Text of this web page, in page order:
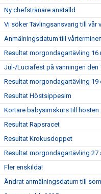
Ny chefstränare anställd
Vi söker Tävlingsansvarig till vår
Anmälningsdatum till
Resultat morgondagartävling 16
Jul-/Luciafest på vanningen den
Resultat morgondagartävling 19
Resultat Höstsippesim
Kortare babysimskurs till hösten
Resultat Rapsracet
Resultat Krokusdoppet
Resultat morgondagartävling 27
Fler enskilda!
Ändrat anmälningsdatum till